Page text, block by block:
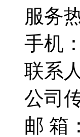
服务
手机
联系
公司
邮 箱